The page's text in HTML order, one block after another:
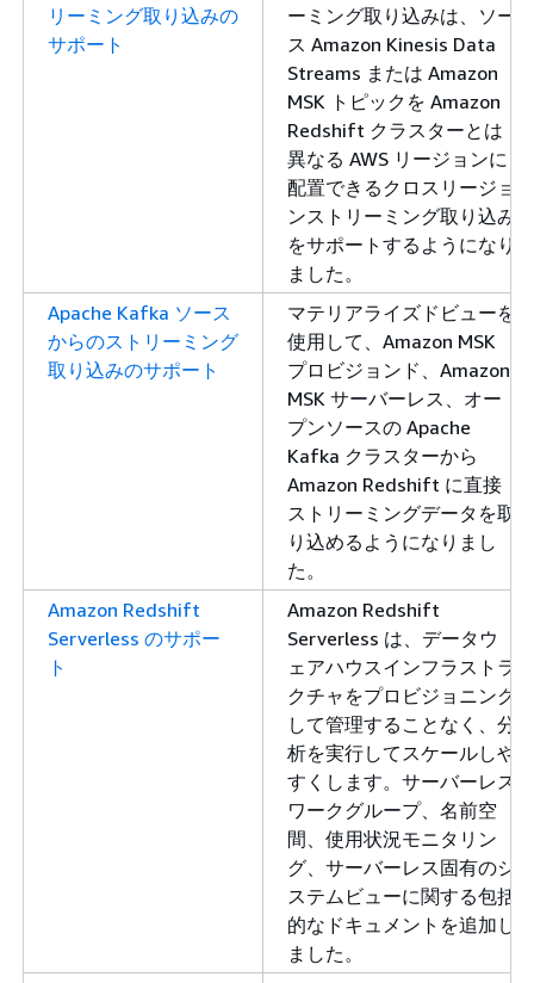
リーミング取り込みの
サポート
ーミング取り込みは、ソー
ス Amazon Kinesis Data
Streams または Amazon
MSK トピックを Amazon
Redshift クラスターとは
異なる AWS リージョンに
配置できるクロスリージョ
ンストリーミング取り込み
をサポートするようになり
ました。
Apache Kafka ソース
からのストリーミング
取り込みのサポート
マテリアライズドビューを
使用して、Amazon MSK
プロビジョンド、Amazon
MSK サーバーレス、オー
プンソースの Apache
Kafka クラスターから
Amazon Redshift に直接
ストリーミングデータを取
り込めるようになりまし
た。
Amazon Redshift
Serverless のサポー
ト
Amazon Redshift
Serverless は、データウ
ェアハウスインフラストラ
クチャをプロビジョニング
して管理することなく、分
析を実行してスケールしや
すくします。サーバーレス
ワークグループ、名前空
間、使用状況モニタリン
グ、サーバーレス固有のシ
ステムビューに関する包括
的なドキュメントを追加し
ました。